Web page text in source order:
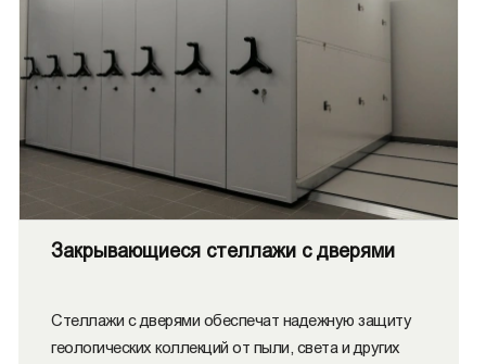
Закрывающиеся стеллажи с дверями
Стеллажи с дверями обеспечат надежную защиту
геологических коллекций от пыли, света и других